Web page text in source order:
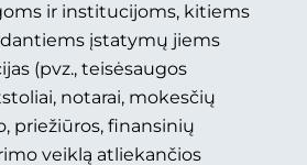
ir institucijoms, kitiems
įstatymų jiems
(pvz., teisėsaugos
notarai, mokesčių
priežiūros, finansinių
veiklą atliekančios